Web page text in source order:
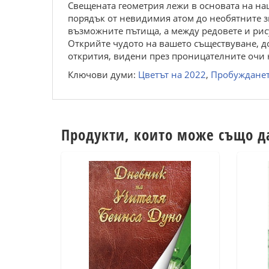
Свещената геометрия лежи в основата на
порядък от невидимия атом до необятните
възможните пътища, а между редовете и
Открийте чудото на вашето съществуване,
открития, видени през проницателните
Ключови думи: Цветът на 2022,
Продукти, които може също